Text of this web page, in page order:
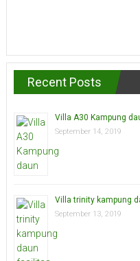
Recent Posts
Villa A30 Kampung
September 14, 2019
Villa trinity kampung
September 13, 2019